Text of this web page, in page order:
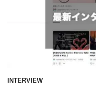
INTERVIEW